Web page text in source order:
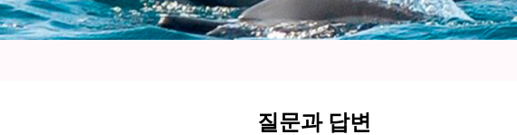
질문과 답변